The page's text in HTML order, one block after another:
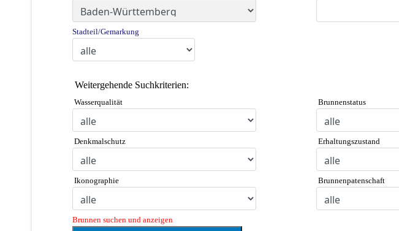
Stadteil/Gemarkung
Weitergehende Suchkriterien:
Wasserqualität Brunnenstatus
Denkmalschutz Erhaltungszustand
Ikonographie Brunnenpatenschaft
Brunnen suchen und anzeigen